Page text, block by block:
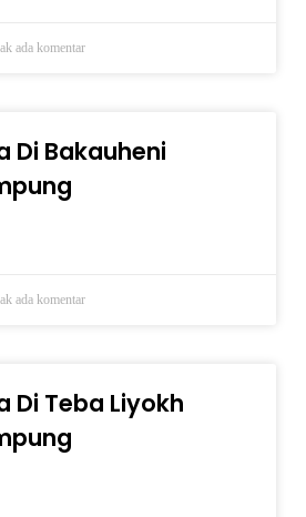
ada komentar
Di Bakauheni
ada komentar
Di Teba Liyokh